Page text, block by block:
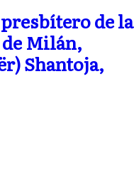
de la
Milán,
Shantoja,